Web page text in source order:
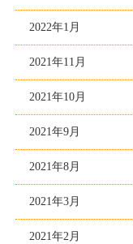
2022年1月
2021年11月
2021年10月
2021年9月
2021年8月
2021年3月
2021年2月